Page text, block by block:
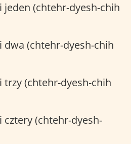
jeden (chtehr-dyesh-chih
dwa (chtehr-dyesh-chih
trzy (chtehr-dyesh-chih
cztery (chtehr-dyesh-